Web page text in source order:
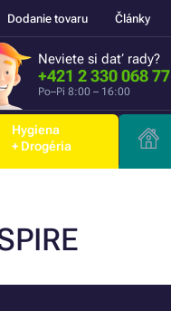
Dodanie tovaru Články
Neviete si dať rady?
+421 2 330 068 77
Po–Pi 8:00 – 16:00
Hygiena
+ Drogéria